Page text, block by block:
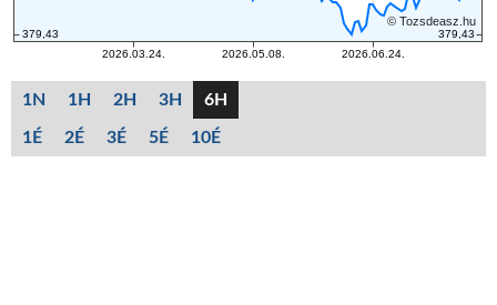
1N 1H 2H 3H 6H
1É 2É 3É 5É 10É